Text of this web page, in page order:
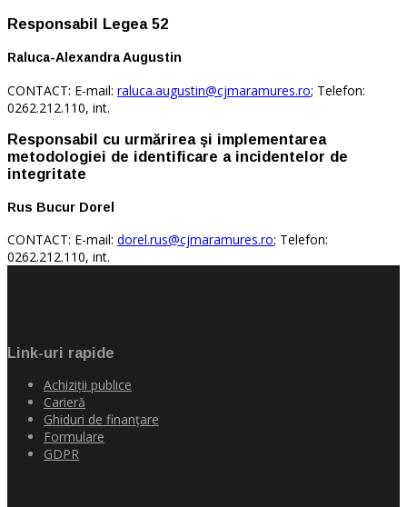
Responsabil Legea 52
Raluca-Alexandra Augustin
CONTACT: E-mail: raluca.augustin@cjmaramures.ro; Telefon:
0262.212.110, int.
Responsabil cu urmărirea şi implementarea
metodologiei de identificare a incidentelor de
integritate
Rus Bucur Dorel
CONTACT: E-mail: dorel.rus@cjmaramures.ro; Telefon:
0262.212.110, int.
Link-uri rapide
Achiziţii publice
Carieră
Ghiduri de finanţare
Formulare
GDPR